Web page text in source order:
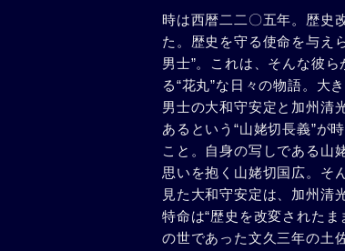
時は西暦二二〇五年。歴史
た。歴史を守る使命を与え
男士”。これは、そんな彼
る“花丸”な日々の物語。
男士の大和守安定と加州清
あるという“山姥切長義”が
こと。自身の写しである山
思いを抱く山姥切国広。そ
見た大和守安定は、加州清
特命は“歴史を改変された
の世であった文久三年の土